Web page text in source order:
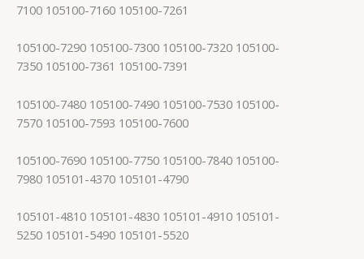
7100 105100-7160 105100-7261
105100-7290 105100-7300 105100-7320 105100-
7350 105100-7361 105100-7391
105100-7480 105100-7490 105100-7530 105100-
7570 105100-7593 105100-7600
105100-7690 105100-7750 105100-7840 105100-
7980 105101-4370 105101-4790
105101-4810 105101-4830 105101-4910 105101-
5250 105101-5490 105101-5520